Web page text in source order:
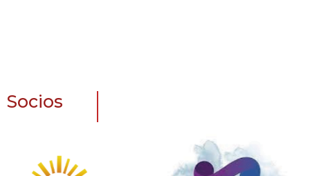
Socios